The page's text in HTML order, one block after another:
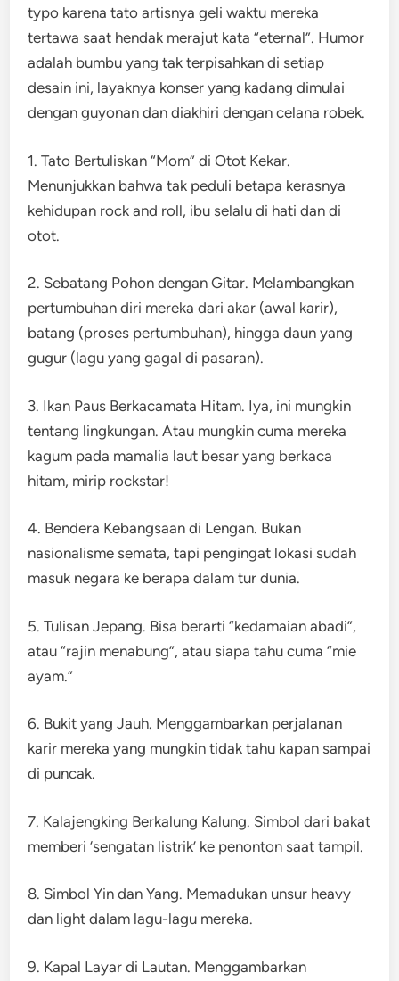
typo karena tato artisnya geli waktu mereka
tertawa saat hendak merajut kata “eternal”. Humor
adalah bumbu yang tak terpisahkan di setiap
desain ini, layaknya konser yang kadang dimulai
dengan guyonan dan diakhiri dengan celana robek.
1. Tato Bertuliskan “Mom” di Otot Kekar.
Menunjukkan bahwa tak peduli betapa kerasnya
kehidupan rock and roll, ibu selalu di hati dan di
otot.
2. Sebatang Pohon dengan Gitar. Melambangkan
pertumbuhan diri mereka dari akar (awal karir),
batang (proses pertumbuhan), hingga daun yang
gugur (lagu yang gagal di pasaran).
3. Ikan Paus Berkacamata Hitam. Iya, ini mungkin
tentang lingkungan. Atau mungkin cuma mereka
kagum pada mamalia laut besar yang berkaca
hitam, mirip rockstar!
4. Bendera Kebangsaan di Lengan. Bukan
nasionalisme semata, tapi pengingat lokasi sudah
masuk negara ke berapa dalam tur dunia.
5. Tulisan Jepang. Bisa berarti “kedamaian abadi”,
atau “rajin menabung”, atau siapa tahu cuma “mie
ayam.”
6. Bukit yang Jauh. Menggambarkan perjalanan
karir mereka yang mungkin tidak tahu kapan sampai
di puncak.
7. Kalajengking Berkalung Kalung. Simbol dari bakat
memberi ‘sengatan listrik’ ke penonton saat tampil.
8. Simbol Yin dan Yang. Memadukan unsur heavy
dan light dalam lagu-lagu mereka.
9. Kapal Layar di Lautan. Menggambarkan